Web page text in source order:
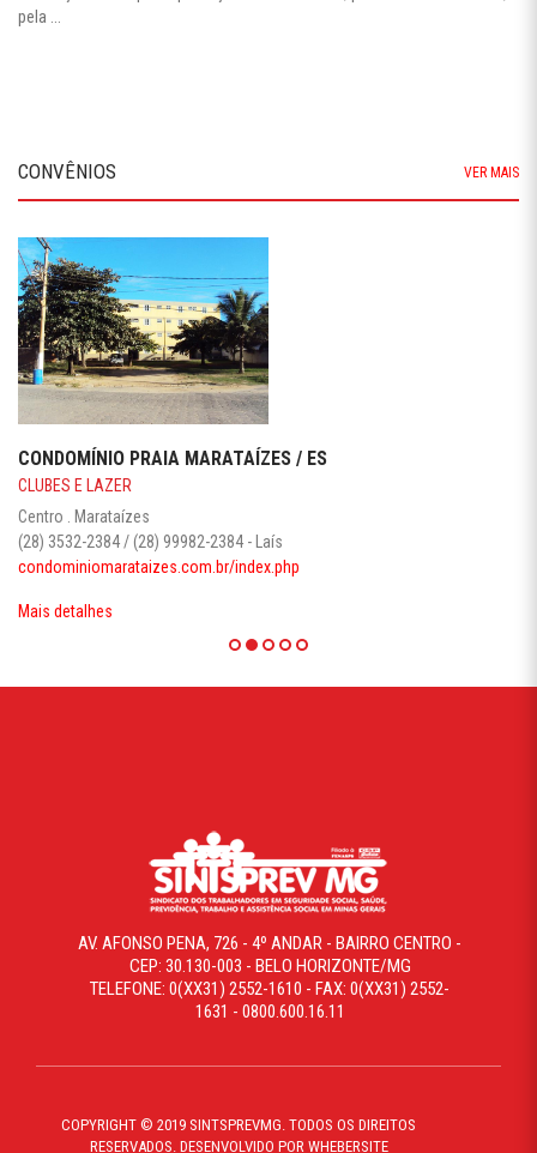
pela ...
CONVÊNIOS VER MAIS
CONDOMÍNIO PRAIA MARATAÍZES / ES
CLUBES E LAZER
Centro . Marataízes
(28) 3532-2384 / (28) 99982-2384 - Laís
condominiomarataizes.com.br/index.php
Mais detalhes
AV. AFONSO PENA, 726 - 4º ANDAR - BAIRRO CENTRO -
CEP: 30.130-003 - BELO HORIZONTE/MG
TELEFONE: 0(XX31) 2552-1610 - FAX: 0(XX31) 2552-
1631 - 0800.600.16.11
COPYRIGHT © 2019 SINTSPREVMG. TODOS OS DIREITOS
RESERVADOS. DESENVOLVIDO POR WHEBERSITE